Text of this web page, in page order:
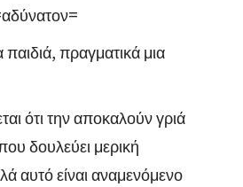
πραγματικά μια
ότι την αποκαλούν γριά
δουλεύει μερική
αυτό είναι αναμενόμενο